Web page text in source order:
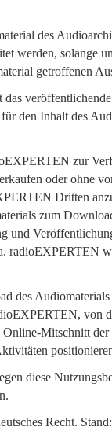
des
werden, solange
getroffenen
den Inhalt des
zur
oder ohne
Dritten
zum
und
radioEXPERTEN
des Audiomaterials
von
Mitschnitt
diese
Recht.